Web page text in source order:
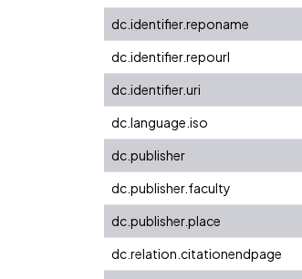
dc.identifier.reponame
dc.identifier.repourl
dc.identifier.uri
dc.language.iso
dc.publisher
dc.publisher.faculty
dc.publisher.place
dc.relation.citationendpage